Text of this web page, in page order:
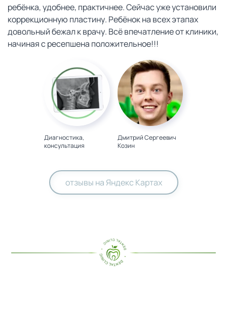
ребёнка, удобнее, практичнее. Сейчас уже установили
коррекционную пластину. Ребёнок на всех этапах
довольный бежал к врачу. Всё впечатление от клиники,
начиная с ресепшена положительное!!!
Диагностика,
консультация
Дмитрий Сергеевич
Козин
отзывы на Яндекс Картах